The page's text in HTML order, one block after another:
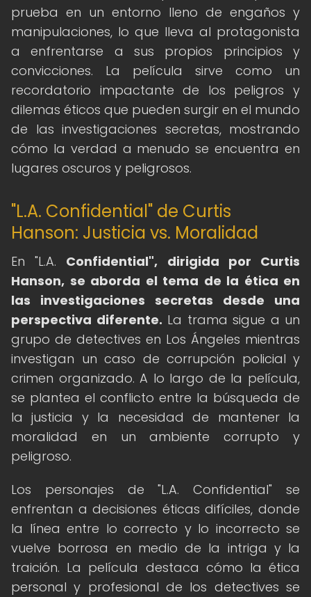
prueba en un entorno lleno de engaños y
manipulaciones, lo que lleva al protagonista
a enfrentarse a sus propios principios y
convicciones. La película sirve como un
recordatorio impactante de los peligros y
dilemas éticos que pueden surgir en el mundo
de las investigaciones secretas, mostrando
cómo la verdad a menudo se encuentra en
lugares oscuros y peligrosos.
"L.A. Confidential" de Curtis
Hanson: Justicia vs. Moralidad
En "L.A. Confidential", dirigida por Curtis
Hanson, se aborda el tema de la ética en
las investigaciones secretas desde una
perspectiva diferente. La trama sigue a un
grupo de detectives en Los Ángeles mientras
investigan un caso de corrupción policial y
crimen organizado. A lo largo de la película,
se plantea el conflicto entre la búsqueda de
la justicia y la necesidad de mantener la
moralidad en un ambiente corrupto y
peligroso.
Los personajes de "L.A. Confidential" se
enfrentan a decisiones éticas difíciles, donde
la línea entre lo correcto y lo incorrecto se
vuelve borrosa en medio de la intriga y la
traición. La película destaca cómo la ética
personal y profesional de los detectives se